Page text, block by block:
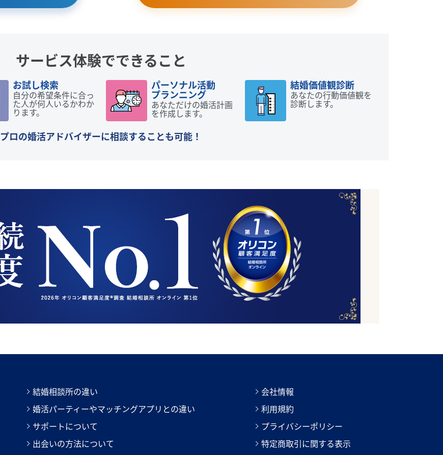
サービス体験でできること
お試し検索
自分の希望条件に合っ
た人が何人いるかわか
ります。
パーソナル活動
プランニング
あなただけの婚活計画
を作成します。
結婚価値観診断
あなたの行動価値観を
診断します。
プロの婚活アドバイザーに相談することも可能！
結婚相談所の違い
婚活パーティーやマッチングアプリとの違い
サポートについて
出会いの方法について
会社情報
利用規約
プライバシーポリシー
特定商取引に関する表示